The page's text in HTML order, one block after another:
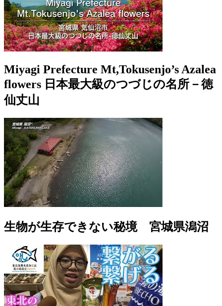
Miyagi Prefecture Mt,Tokusenjo’s Azalea
flowers 日本最大級のつづじの名所－徳
仙丈山
生物が生存できない秘境 宮城県潟沼